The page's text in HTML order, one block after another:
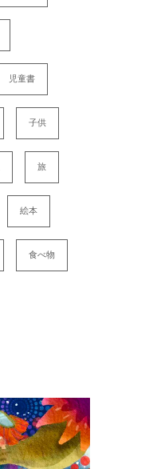
児童書
子供
旅
絵本
食べ物